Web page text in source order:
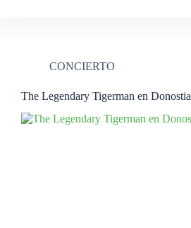
CONCIERTO
The Legendary Tigerman en Donostia